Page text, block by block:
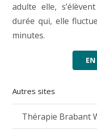
adulte elle,
durée qui, elle
minutes.
Autres sites
Thérapie Brabant